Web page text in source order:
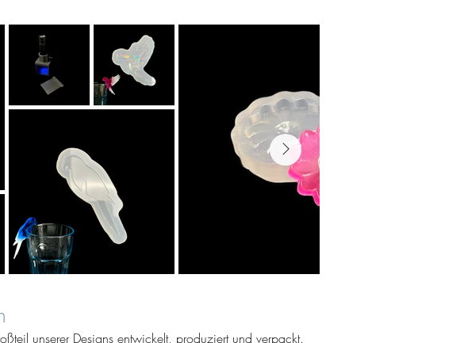
unserer Designs entwickelt, produziert und verpackt.